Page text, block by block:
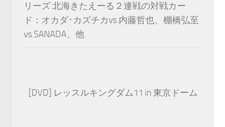
リーズ 北海きたえーる２連戦の対戦カー
ド：オカダ･カズチカvs.内藤哲也、棚橋弘至
vs.SANADA、他
[DVD] レッスルキングダム11 in 東京ドーム